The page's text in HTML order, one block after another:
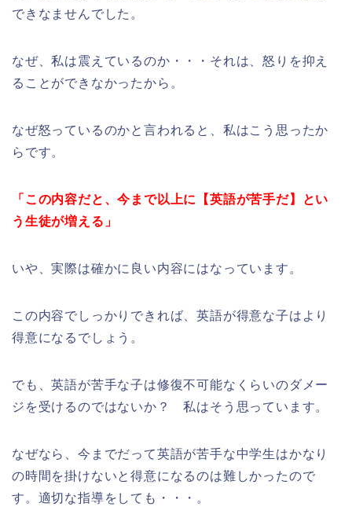
できなませんでした。
なぜ、私は震えているのか・・・それは、怒りを抑え
ることができなかったから。
なぜ怒っているのかと言われると、私はこう思ったか
らです。
「この内容だと、今まで以上に【英語が苦手だ】とい
う生徒が増える」
いや、実際は確かに良い内容にはなっています。
この内容でしっかりできれば、英語が得意な子はより
得意になるでしょう。
でも、英語が苦手な子は修復不可能なくらいのダメー
ジを受けるのではないか？ 私はそう思っています。
なぜなら、今までだって英語が苦手な中学生はかなり
の時間を掛けないと得意になるのは難しかったので
す。適切な指導をしても・・・。